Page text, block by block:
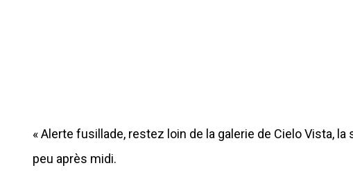
« Alerte fusillade, restez loin de la galerie de Cielo Vista,
peu après midi.